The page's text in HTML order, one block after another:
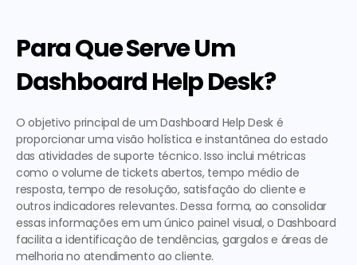
Para Que Serve Um
Dashboard Help Desk?
O objetivo principal de um Dashboard Help Desk é
proporcionar uma visão holística e instantânea do estado
das atividades de suporte técnico. Isso inclui métricas
como o volume de tickets abertos, tempo médio de
resposta, tempo de resolução, satisfação do cliente e
outros indicadores relevantes. Dessa forma, ao consolidar
essas informações em um único painel visual, o Dashboard
facilita a identificação de tendências, gargalos e áreas de
melhoria no atendimento ao cliente.